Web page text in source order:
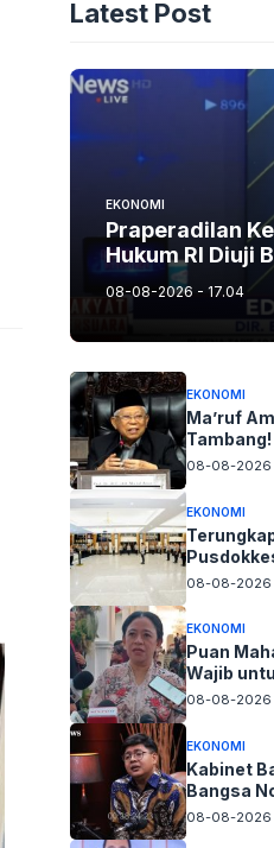
Latest Post
EKONOMI
Praperadilan
Hukum RI Diuji
08-08-2026 - 17.04
EKONOMI
Ma’ruf
Tambang!
08-08-2026
EKONOMI
08-08-2026
EKONOMI
Puan
Wajib
08-08-2026
EKONOMI
Kabinet
Bangsa
08-08-2026